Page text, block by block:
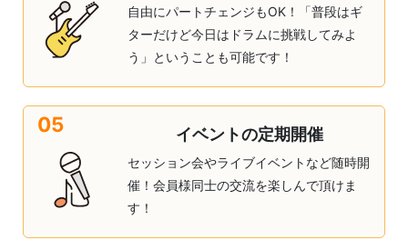
自由にパートチェンジもOK！「普段はギ
ターだけど今日はドラムに挑戦してみよ
う」ということも可能です！
05 イベントの定期開催
セッション会やライブイベントなど随時開
催！会員様同士の交流を楽しんで頂けま
す！